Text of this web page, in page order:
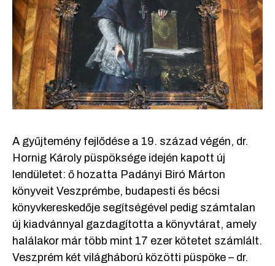
A gyűjtemény fejlődése a 19. század végén, dr.
Hornig Károly püspöksége idején kapott új
lendületet: ő hozatta Padányi Biró Márton
könyveit Veszprémbe, budapesti és bécsi
könyvkereskedője segítségével pedig számtalan
új kiadvánnyal gazdagította a könyvtárat, amely
halálakor már több mint 17 ezer kötetet számlált.
Veszprém két világháború közötti püspöke – dr.